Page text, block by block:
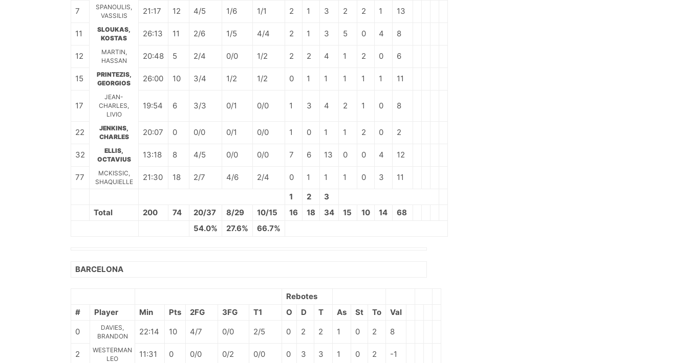
7
SPANOULIS,
VASSILIS
21:17 12 4/5 1/6 1/1 2 1 3 2 2 1 13
11
SLOUKAS,
KOSTAS
26:13 11 2/6 1/5 4/4 2 1 3 5 0 4 8
12
MARTIN,
HASSAN
20:48 5 2/4 0/0 1/2 2 2 4 1 2 0 6
15
PRINTEZIS,
GEORGIOS
26:00 10 3/4 1/2 1/2 0 1 1 1 1 1 11
17
JEAN-
CHARLES,
LIVIO
19:54 6 3/3 0/1 0/0 1 3 4 2 1 0 8
22
JENKINS,
CHARLES
20:07 0 0/0 0/1 0/0 1 0 1 1 2 0 2
32
ELLIS,
OCTAVIUS
13:18 8 4/5 0/0 0/0 7 6 13 0 0 4 12
77
MCKISSIC,
SHAQUIELLE
21:30 18 2/7 4/6 2/4 0 1 1 1 0 3
11
1
2
3
Total
200 74 20/37 8/29 10/15 16 18 34 15 10 14
68
54.0%
27.6% 66.7%
BARCELONA
Rebotes
#
Player Min Pts 2FG 3FG T1 O D T As St To
Val
0
DAVIES,
BRANDON
22:14 10 4/7 0/0 2/5 0 2 2 1 0 2 8
2
WESTERMAN
LEO
11:31 0 0/0 0/2 0/0 0 3 3 1 0 2 -1